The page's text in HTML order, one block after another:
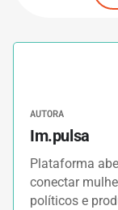
AUTORA
Im.pulsa
Plataforma
conectar
políticos e